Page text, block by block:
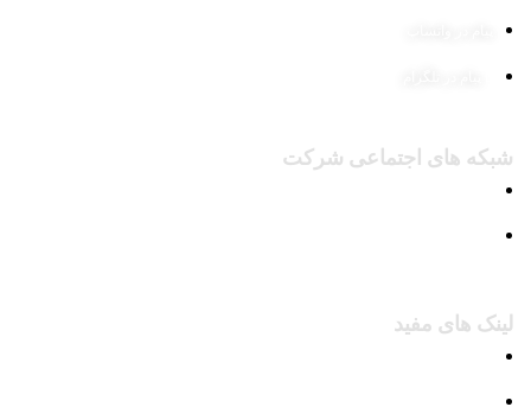
شبکه های اجتماعی شرکت
لینک های مفید